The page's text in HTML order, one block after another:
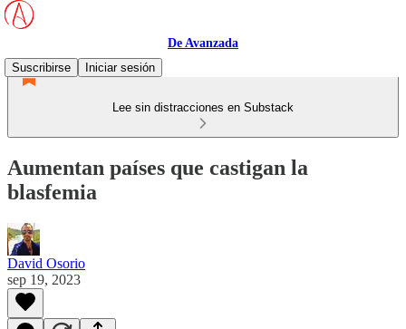
De Avanzada
Suscribirse
Iniciar sesión
Lee sin distracciones en Substack
Aumentan países que castigan la
blasfemia
David Osorio
sep 19, 2023